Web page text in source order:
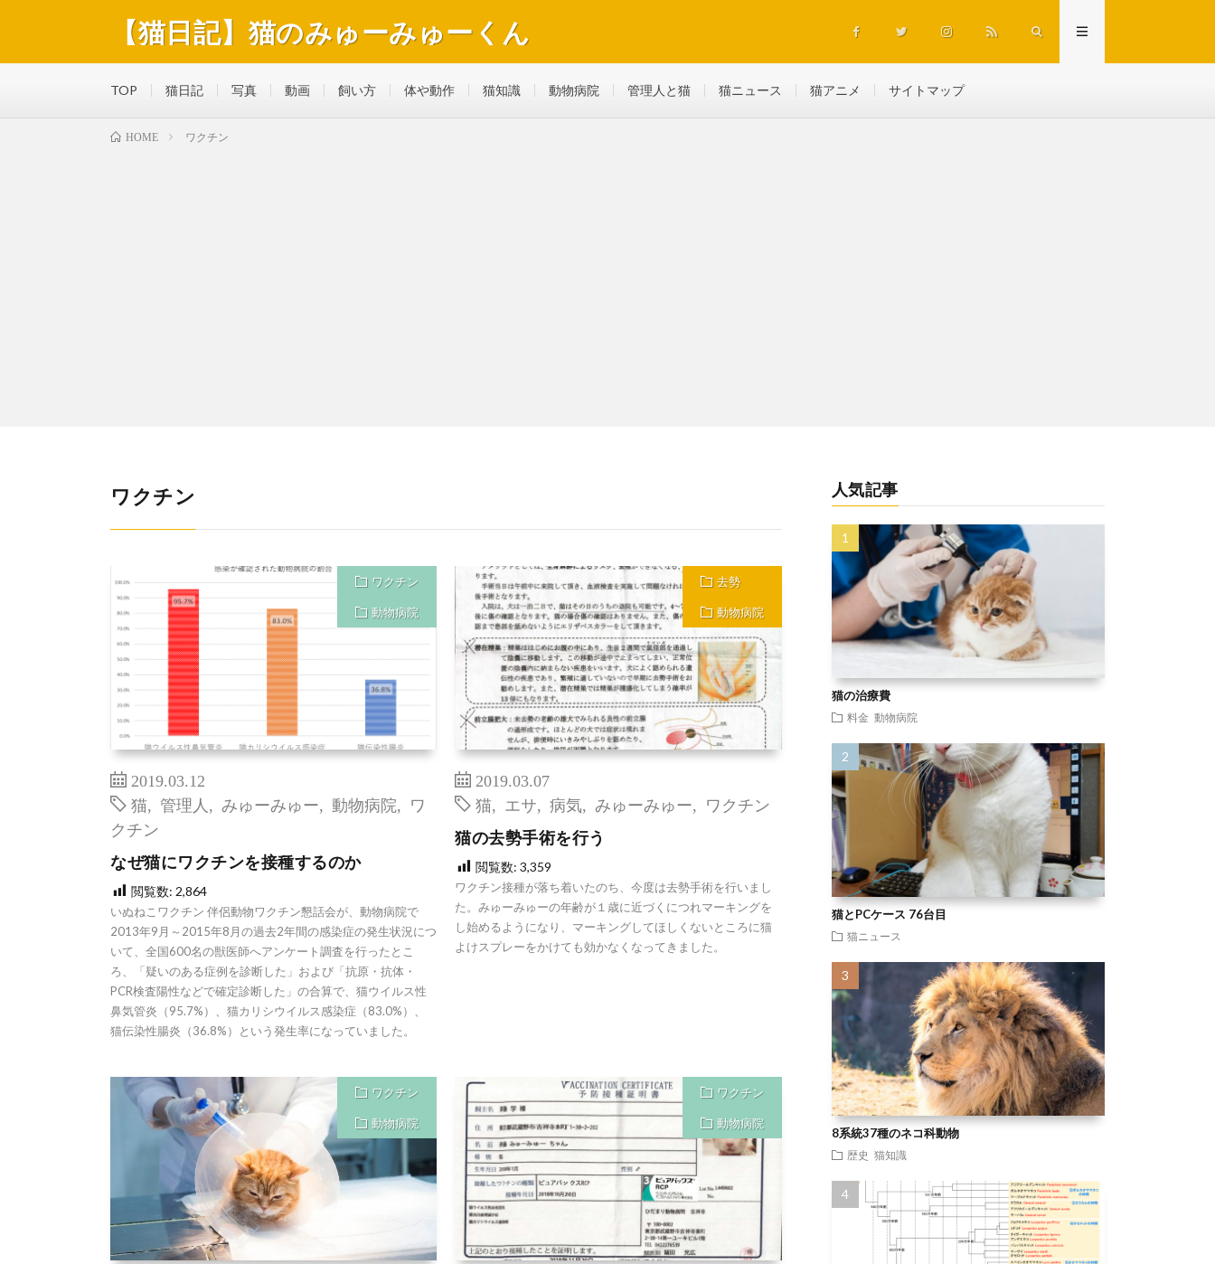
【猫日記】猫のみゅーみゅーくん
TOP 猫日記 写真 動画 飼い方 体や動作 猫知識 動物病院 管理人と猫 猫ニュース 猫アニメ サイトマップ
HOME ワクチン
ワクチン
ワクチン
動物病院
2019.03.12
猫
管理人 みゅーみゅー 動物病院
ワ
クチン
なぜ猫にワクチンを接種するのか
閲覧数: 2,864
いぬねこワクチン 伴侶動物ワクチン懇話会が、動物病院で
2013年9月～2015年8月の過去2年間の感染症の発生状況につ
いて、全国600名の獣医師へアンケート調査を行ったとこ
ろ、「疑いのある症例を診断した」および「抗原・抗体・
PCR検査陽性などで確定診断した」の合算で、猫ウイルス性
鼻気管炎（95.7%）、猫カリシウイルス感染症（83.0%）、
猫伝染性腸炎（36.8%）という発生率になっていました。
去勢
動物病院
2019.03.07
猫
エサ ,病気 みゅーみゅー ワクチン
猫の去勢手術を行う
閲覧数: 3,359
ワクチン接種が落ち着いたのち、今度は去勢手術を行いまし
た。みゅーみゅーの年齢が１歳に近づくにつれマーキングを
し始めるようになり、マーキングしてほしくないところに猫
よけスプレーをかけても効かなくなってきました。
ワクチン
動物病院
ワクチン
動物病院
人気記事
猫の治療費
料金 動物病院
猫とPCケース 76台目
猫ニュース
8系統37種のネコ科動物
歴史 猫知識